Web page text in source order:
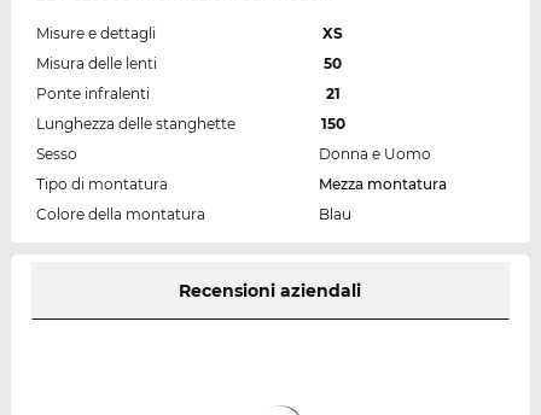
Misure e dettagli
XS
Misura delle lenti
50
Ponte infralenti
21
Lunghezza delle stanghette
150
Sesso
Donna e Uomo
Tipo di montatura
Mezza montatura
Colore della montatura
Blau
Recensioni aziendali